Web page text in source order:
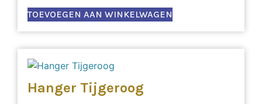
TOEVOEGEN AAN WINKELWAGEN
Hanger Tijgeroog